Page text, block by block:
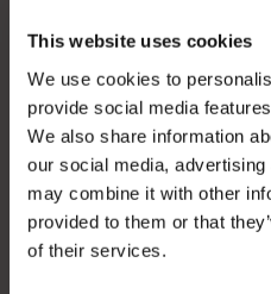
This website uses cookies
We use cookies to
provide social media
We also share information
our social media,
may combine it with other
provided to them or that
of their services.
Contactgegevens
Openingstijden